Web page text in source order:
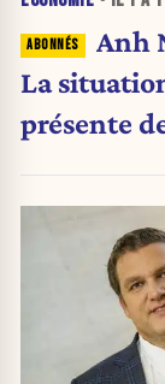
Anh
La
présente